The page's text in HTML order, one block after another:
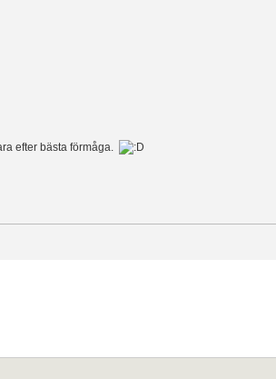
efter bästa förmåga.